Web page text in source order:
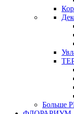
Больше